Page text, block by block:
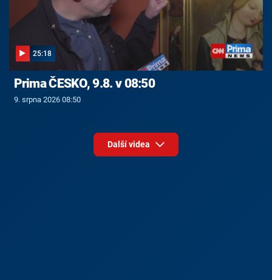
25:18
Prima ČESKO, 9.8. v 08:50
9. srpna 2026 08:50
Další videa